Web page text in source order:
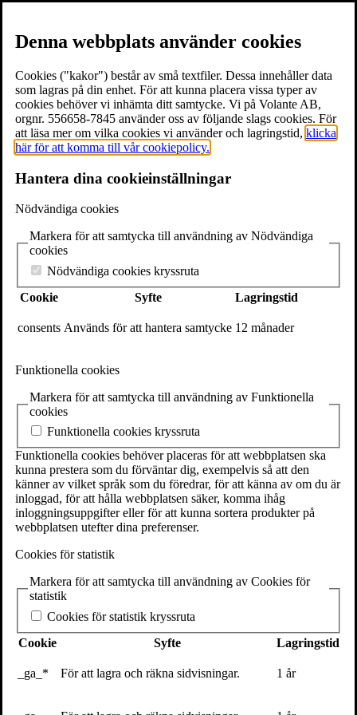
≡ Meny
Böcker
Föreläsare
Volantebloggen
Pressrum
Om Volante
Kontakt
Webshop
SE-111 27 Stockholm
+46(0) 8 702 15 19
info@volante.se
Fler kontaktuppgifter
Cookieinställningar
Eboksexperimentet del 3: Utan att
försöka – iBooks störst i Sverige?
Så ser det i alla fall ut om man tittar på våra försäljningssiffror från
december förra året. Som vi tidigare rapporterat om har vi under
hösten och vintern experimenterat med prissättning av vår titel
”MONSTER” av Micael Dahlénsom ebok (läs mer om dethäroch
Vi blev glatt överraskade när vi tidigare i veckan fick
Glada, och förvånade. Det visade sig att iBooks krossat allt
Denna webbplats använder cookies
Cookies ("kakor") består av små textfiler. Dessa innehåller data
som lagras på din enhet. För att kunna placera vissa typer av
cookies behöver vi inhämta ditt samtycke. Vi på Volante AB,
orgnr. 556658-7845 använder oss av följande slags cookies. För
att läsa mer om vilka cookies vi använder och lagringstid, klicka
här för att komma till vår cookiepolicy.
Hantera dina cookieinställningar
Nödvändiga cookies
Markera för att samtycka till användning av Nödvändiga
cookies
Nödvändiga cookies kryssruta
Cookie
Syfte Lagringstid
consents Används för att hantera samtycke 12 månader
Funktionella cookies
Markera för att samtycka till användning av Funktionella
cookies
Funktionella cookies kryssruta
Funktionella cookies behöver placeras för att webbplatsen ska
kunna prestera som du förväntar dig, exempelvis så att den
känner av vilket språk som du föredrar, för att känna av om du är
inloggad, för att hålla webbplatsen säker, komma ihåg
inloggningsuppgifter eller för att kunna sortera produkter på
webbplatsen utefter dina preferenser.
Cookies för statistik
Markera för att samtycka till användning av Cookies för
statistik
Cookies för statistik kryssruta
Cookie
Syfte Lagringstid
_ga_* För att lagra och räkna sidvisningar. 1 år